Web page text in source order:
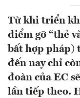
Từ khi triển
điểm gỡ “thẻ
bất hợp pháp)
đến nay chỉ
đoàn của EC
lần tiếp theo.